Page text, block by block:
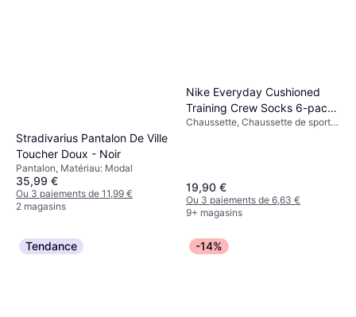
Stradivarius Pantalon De Ville
Toucher Doux - Noir
Pantalon, Matériau: Modal
35,99 €
Ou 3 paiements de 11,99 €
2 magasins
Nike Everyday Cushioned
Training Crew Socks 6-pack
- White/Black
Chaussette, Chaussette de sport,
19,90 €
Ou 3 paiements de 6,63 €
9+ magasins
Tendance -14%